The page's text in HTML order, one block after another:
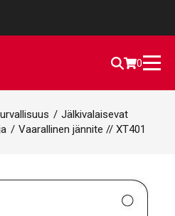
0
/ Jälkivalaisevat
/ Vaarallinen jännite // XT401